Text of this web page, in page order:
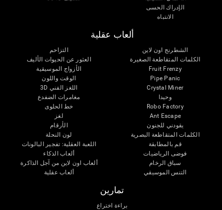
الإدراك الحسى
الانتباه
ألعاب عقلية
الشطرنج اون لاين
الكلمات المتقاطعة الصغيرة
Fruit Frenzy
Pipe Panic
Crystal Miner
وحيدا
Robo Factory
Ant Escape
يقودني للجنون
الكلمات المتقاطعة البصرية
قم بالمطابقة
فوضى الرياضيات
سباق الرخام
التنس الموسيقي
التزاحم
العثور عن الحيوات الأليف
الأزواج الموسيقية
الوقت واللون
اللغز الفني 3D
مغامرات الضفدع
خط الحلوى
لغز
الأرقام
لون النحلة
اللعبة العقلية: تفجير البالونات
ألعاب الذكاء
ألعاب اون لاين من آجل الذاكرة
ألعاب عقلية
تمارين
براءة اختراع